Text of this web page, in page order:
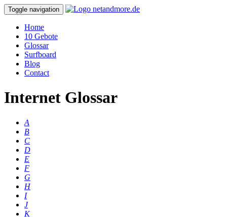
Toggle navigation
Home
10 Gebote
Glossar
Surfboard
Blog
Contact
Internet Glossar
A
B
C
D
E
F
G
H
I
J
K